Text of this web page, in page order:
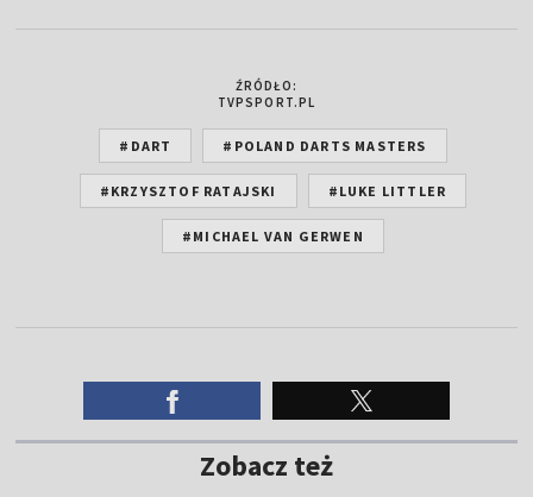
ŹRÓDŁO:
TVPSPORT.PL
#DART #POLAND DARTS MASTERS
#KRZYSZTOF RATAJSKI #LUKE LITTLER
#MICHAEL VAN GERWEN
Zobacz też